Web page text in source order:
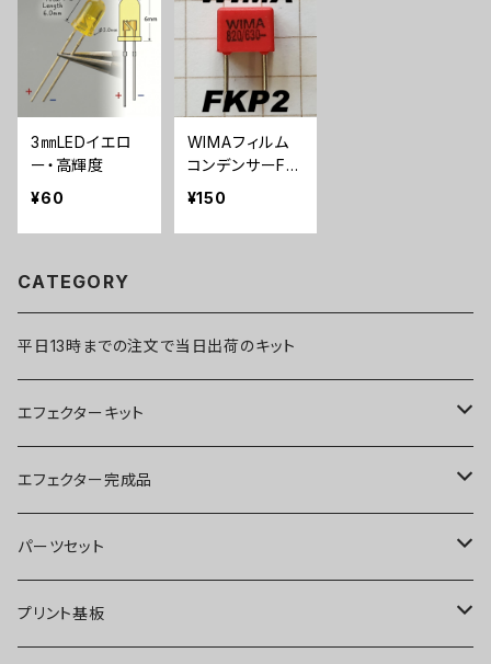
3㎜LEDイエロ
ー・高輝度
¥60
WIMAフィルム
コンデンサーFK
P2
¥150
CATEGORY
平日13時までの注文で当日出荷のキット
エフェクターキット
ブースター
オーバードライブ
ディストーション
エフェクター完成品
ブースター
オーバードライブ
パーツセット
ブースター
プリント基板